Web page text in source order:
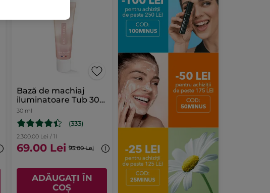
Bază de machiaj
iluminatoare Tub 30
ml
30 ml
(333)
2.300.00 Lei / 1l
69.00 Lei 95.00 Lei
ADĂUGAȚI ÎN
COȘ